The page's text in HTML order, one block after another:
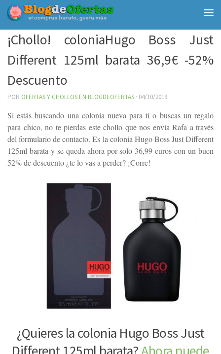
Debajo del contenido
¡Chollo! coloniaHugo Boss Just
Different 125ml barata 36,9€ -52%
Descuento
POR OFERTAS Y CHOLLOS EN BLOGDEOFERTAS · 04/10/2019
Si estás buscando una colonia nueva para ti o buscas un regalo
para chico, no te pierdas este chollo que nos envía Rafa a través
del formulario de contacto. Es la colonia Hugo Boss Just Different
125ml barata y se queda ahora por solo 36,99 euros con un buen
52% de descuento ¿te lo vas a perder? ¡Corre!
¿Quieres la colonia Hugo Boss Just